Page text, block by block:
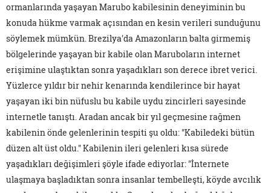
ormanlarında yaşayan Marubo kabilesinin deneyiminin bu
konuda hükme varmak açısından en kesin verileri sunduğunu
söylemek mümkün. Brezilya'da Amazonların balta girmemiş
bölgelerinde yaşayan bir kabile olan Maruboların internet
erişimine ulaştıktan sonra yaşadıkları son derece ibret verici.
Yüzlerce yıldır bir nehir kenarında kendilerince bir hayat
yaşayan iki bin nüfuslu bu kabile uydu zincirleri sayesinde
internetle tanıştı. Aradan ancak bir yıl geçmesine rağmen
kabilenin önde gelenlerinin tespiti şu oldu: "Kabiledeki bütün
düzen alt üst oldu." Kabilenin ileri gelenleri kısa sürede
yaşadıkları değişimleri şöyle ifade ediyorlar: "İnternete
ulaşmaya başladıktan sonra insanlar tembelleşti, köyde avcılık